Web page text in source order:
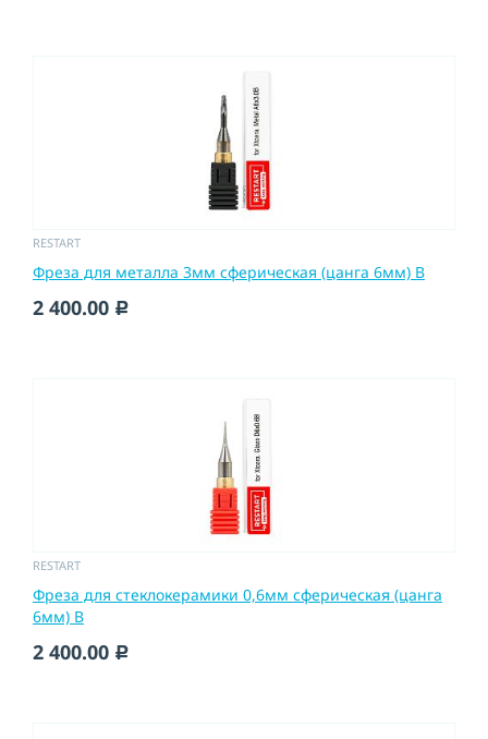
RESTART
Фреза для металла 3мм сферическая (цанга 6мм) B
2 400.00 c
RESTART
Фреза для стеклокерамики 0,6мм сферическая (цанга
6мм) B
2 400.00 c